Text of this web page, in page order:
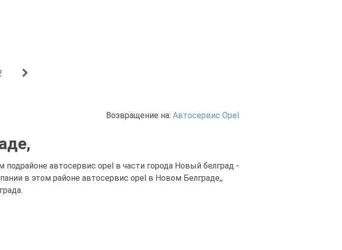
Возвращение на: Автосервис Opel
автосервис opel в части города Новый белград -
в этом районе автосервис opel в Новом Белграде,,